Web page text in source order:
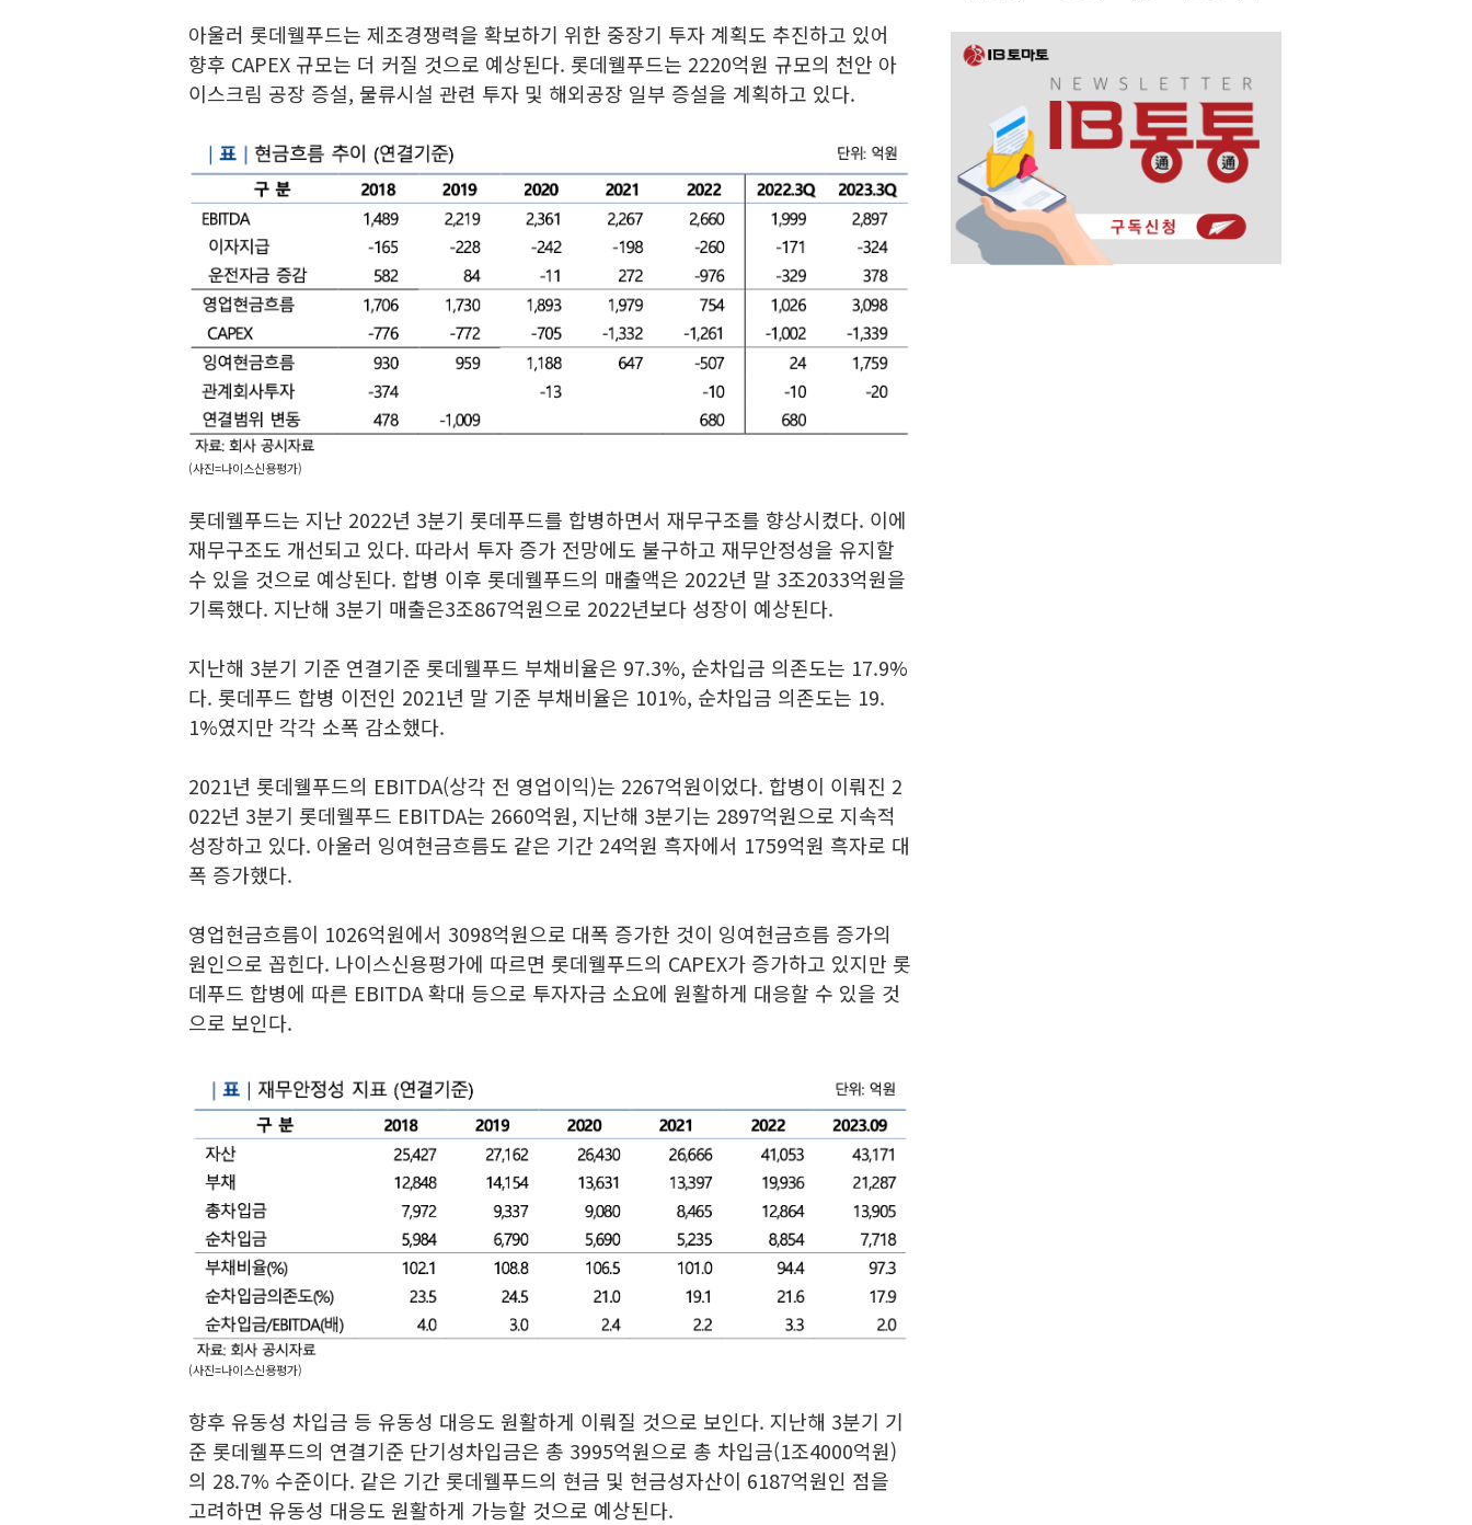
아울러 롯데웰푸드는 제조경쟁력을 확보하기 위한 중장기 투자 계획도 추진하고 있어
향후 CAPEX 규모는 더 커질 것으로 예상된다. 롯데웰푸드는 2220억원 규모의 천안 아
이스크림 공장 증설, 물류시설 관련 투자 및 해외공장 일부 증설을 계획하고 있다.
(사진=나이스신용평가)
롯데웰푸드는 지난 2022년 3분기 롯데푸드를 합병하면서 재무구조를 향상시켰다. 이에
재무구조도 개선되고 있다. 따라서 투자 증가 전망에도 불구하고 재무안정성을 유지할
수 있을 것으로 예상된다. 합병 이후 롯데웰푸드의 매출액은 2022년 말 3조2033억원을
기록했다. 지난해 3분기 매출은3조867억원으로 2022년보다 성장이 예상된다.
지난해 3분기 기준 연결기준 롯데웰푸드 부채비율은 97.3%, 순차입금 의존도는 17.9%
다. 롯데푸드 합병 이전인 2021년 말 기준 부채비율은 101%, 순차입금 의존도는 19.
1%였지만 각각 소폭 감소했다.
2021년 롯데웰푸드의 EBITDA(상각 전 영업이익)는 2267억원이었다. 합병이 이뤄진 2
022년 3분기 롯데웰푸드 EBITDA는 2660억원, 지난해 3분기는 2897억원으로 지속적
성장하고 있다. 아울러 잉여현금흐름도 같은 기간 24억원 흑자에서 1759억원 흑자로 대
폭 증가했다.
영업현금흐름이 1026억원에서 3098억원으로 대폭 증가한 것이 잉여현금흐름 증가의
원인으로 꼽힌다. 나이스신용평가에 따르면 롯데웰푸드의 CAPEX가 증가하고 있지만 롯
데푸드 합병에 따른 EBITDA 확대 등으로 투자자금 소요에 원활하게 대응할 수 있을 것
으로 보인다.
(사진=나이스신용평가)
향후 유동성 차입금 등 유동성 대응도 원활하게 이뤄질 것으로 보인다. 지난해 3분기 기
준 롯데웰푸드의 연결기준 단기성차입금은 총 3995억원으로 총 차입금(1조4000억원)
의 28.7% 수준이다. 같은 기간 롯데웰푸드의 현금 및 현금성자산이 6187억원인 점을
고려하면 유동성 대응도 원활하게 가능할 것으로 예상된다.